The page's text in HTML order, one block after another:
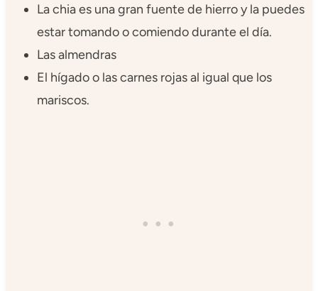
La chia es una gran fuente de hierro y la puedes
estar tomando o comiendo durante el día.
Las almendras
El hígado o las carnes rojas al igual que los
mariscos.